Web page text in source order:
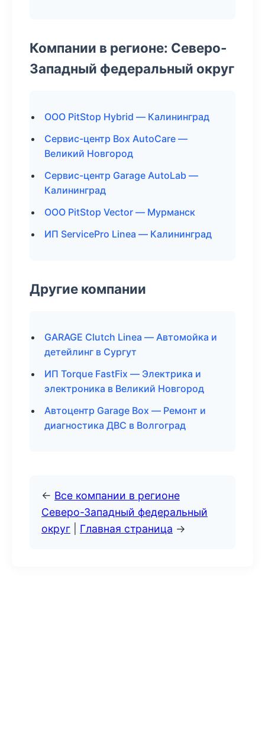
Компании в регионе: Северо-
Западный федеральный округ
ООО PitStop Hybrid — Калининград
Сервис-центр Box AutoCare —
Великий Новгород
Сервис-центр Garage AutoLab —
Калининград
ООО PitStop Vector — Мурманск
ИП ServicePro Linea — Калининград
Другие компании
GARAGE Clutch Linea — Автомойка и
детейлинг в Сургут
ИП Torque FastFix — Электрика и
электроника в Великий Новгород
Автоцентр Garage Box — Ремонт и
диагностика ДВС в Волгоград
← Все компании в регионе
Северо-Западный федеральный
округ
Главная страница →